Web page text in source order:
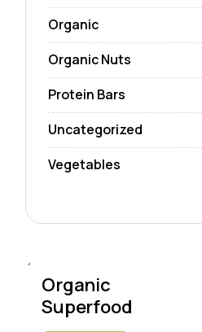
Organic
Organic Nuts
Protein Bars
Uncategorized
Vegetables
Organic
Superfood